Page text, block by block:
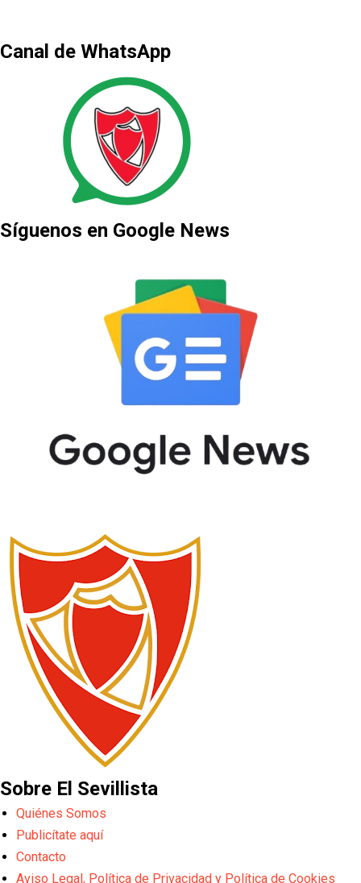
Canal de WhatsApp
Síguenos en Google News
Sobre El Sevillista
Quiénes Somos
Publicítate aquí
Contacto
Aviso Legal, Política de Privacidad y Política de Cookies